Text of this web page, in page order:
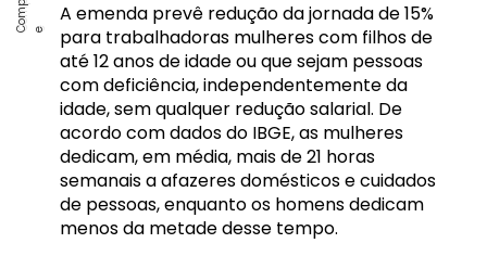
A emenda prevê redução da jornada de 15%
para trabalhadoras mulheres com filhos de
até 12 anos de idade ou que sejam pessoas
com deficiência, independentemente da
idade, sem qualquer redução salarial. De
acordo com dados do IBGE, as mulheres
dedicam, em média, mais de 21 horas
semanais a afazeres domésticos e cuidados
de pessoas, enquanto os homens dedicam
menos da metade desse tempo.